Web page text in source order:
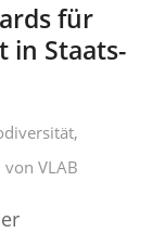
für
in Staats-
,
von VLAB